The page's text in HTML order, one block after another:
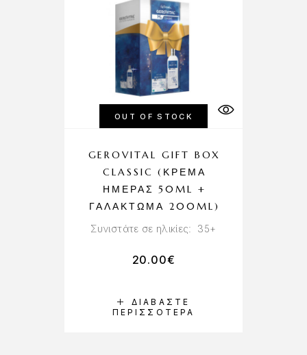
OUT OF STOCK
ΔΙΑΒΆΣΤΕ
ΠΕΡΙΣΣΌΤΕΡΑ
GEROVITAL GIFT BOX
CLASSIC (ΚΡΈΜΑ
ΗΜΈΡΑΣ 50ML +
ΓΑΛΆΚΤΩΜΑ 200ML)
Συνιστάτε σε ηλικίες: 35+
20.00€